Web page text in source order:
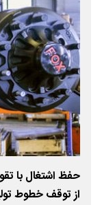
حفظ اشتغال با
از توقف خطوط